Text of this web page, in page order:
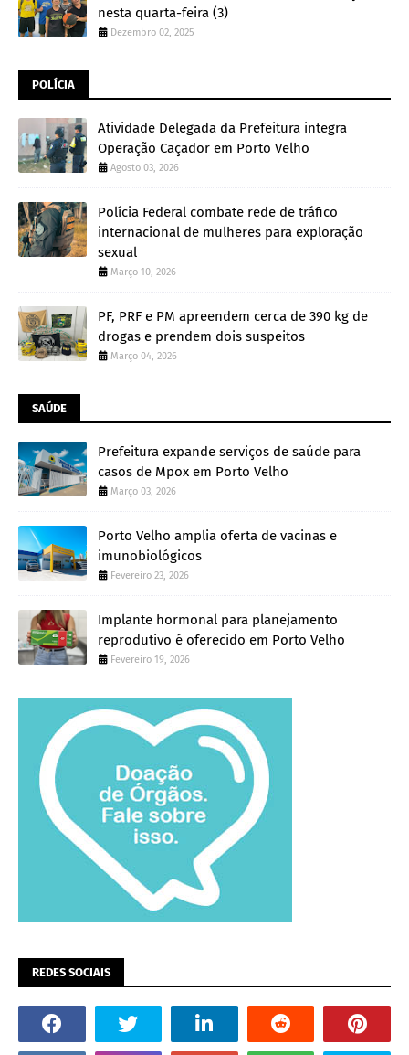
nesta quarta-feira (3)
Dezembro 02, 2025
POLÍCIA
Atividade Delegada da Prefeitura integra
Operação Caçador em Porto Velho
Agosto 03, 2026
Polícia Federal combate rede de tráfico
internacional de mulheres para exploração
sexual
Março 10, 2026
PF, PRF e PM apreendem cerca de 390 kg de
drogas e prendem dois suspeitos
Março 04, 2026
SAÚDE
Prefeitura expande serviços de saúde para
casos de Mpox em Porto Velho
Março 03, 2026
Porto Velho amplia oferta de vacinas e
imunobiológicos
Fevereiro 23, 2026
Implante hormonal para planejamento
reprodutivo é oferecido em Porto Velho
Fevereiro 19, 2026
REDES SOCIAIS